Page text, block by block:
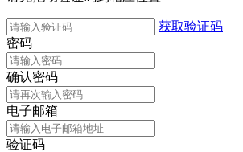
获取验证码
密码
确认密码
电子邮箱
验证码